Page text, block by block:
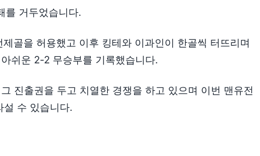
를 거두었습니다.
골을 허용했고 이후 킹테와 이과인이 한골씩 터뜨리며
쉬운 2-2 무승부를 기록했습니다.
진출권을 두고 치열한 경쟁을 하고 있으며 이번 맨유전
설 수 있습니다.